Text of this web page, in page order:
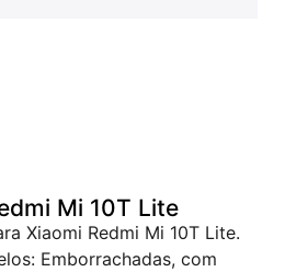
Mi 10T Lite
Xiaomi Redmi Mi 10T Lite.
Emborrachadas, com